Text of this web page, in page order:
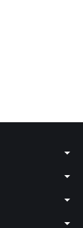
arrow_drop_down
arrow_drop_down
arrow_drop_down
arrow_drop_down